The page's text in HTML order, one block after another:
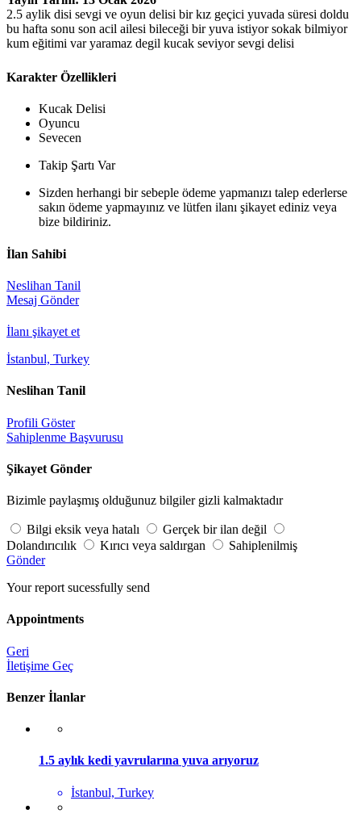
2.5 aylik disi sevgi ve oyun delisi bir kız geçici yuvada süresi doldu
bu hafta sonu son acil ailesi bileceği bir yuva istiyor sokak bilmiyor
kum eğitimi var yaramaz degil kucak seviyor sevgi delisi
Karakter Özellikleri
Kucak Delisi
Oyuncu
Sevecen
Takip Şartı Var
Sizden herhangi bir sebeple ödeme yapmanızı talep ederlerse
sakın ödeme yapmayınız ve lütfen ilanı şikayet ediniz veya
bize bildiriniz.
İlan Sahibi
Neslihan Tanil
Mesaj Gönder
İlanı şikayet et
İstanbul, Turkey
Neslihan Tanil
Profili Göster
Sahiplenme Başvurusu
Şikayet Gönder
Bizimle paylaşmış olduğunuz bilgiler gizli kalmaktadır
Bilgi eksik veya hatalı
Gerçek bir ilan değil
Dolandırıcılık
Kırıcı veya saldırgan
Sahiplenilmiş
Gönder
Your report sucessfully send
Appointments
Geri
İletişime Geç
Benzer İlanlar
1.5 aylık kedi yavrularına yuva arıyoruz
İstanbul, Turkey